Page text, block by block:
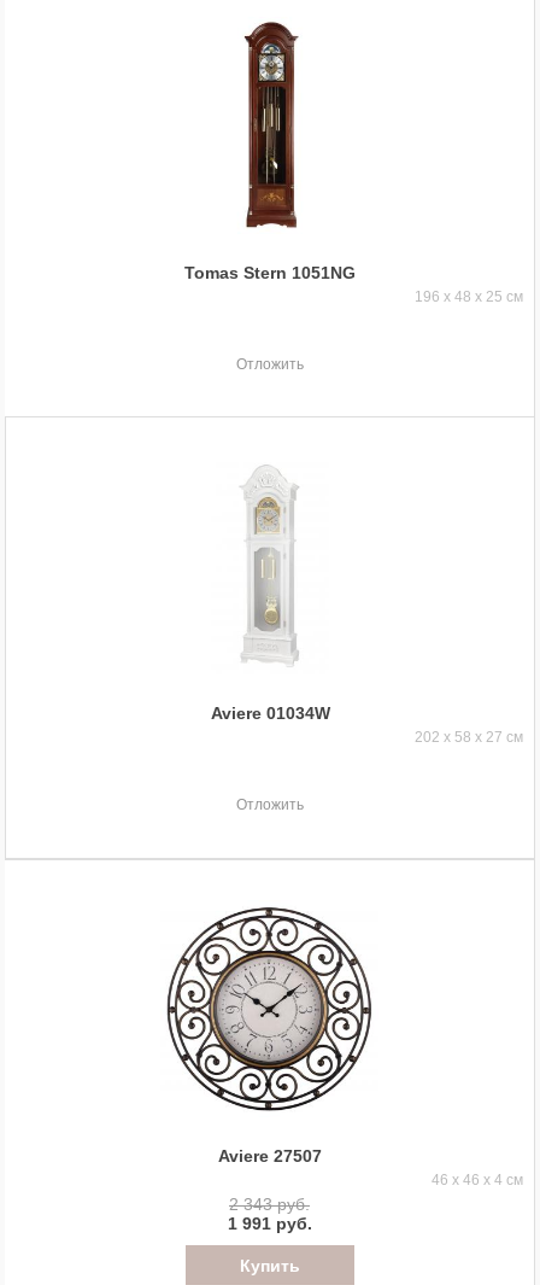
Tomas Stern 1051NG
196 x 48 x 25 см
Отложить
Aviere 01034W
202 x 58 x 27 см
Отложить
Aviere 27507
46 x 46 x 4 см
2 343 руб.
1 991 руб.